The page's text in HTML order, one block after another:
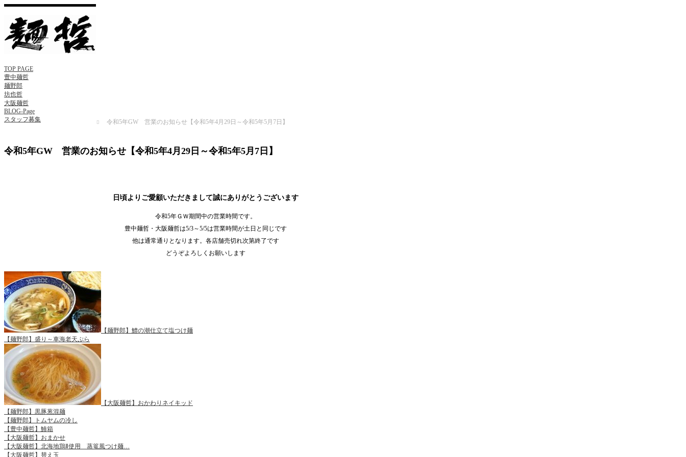
TOP PAGE
豊中麺哲
麺野郎
坊也哲
大阪麺哲
BLOG-Page
スタッフ募集
Home BLOG 令和5年GW 営業のお知らせ【令和5年4月29日～令和5年5月7日】
令和5年GW 営業のお知らせ【令和5年4月29日～令和5年5月7日】
日頃よりご愛顧いただきまして誠にありがとうございます
令和5年ＧＷ期間中の営業時間です。
豊中麺哲・大阪麺哲は5/3～5/5は営業時間が土日と同じです
他は通常通りとなります。各店舗売切れ次第終了です
どうぞよろしくお願いします
【麺野郎】鱧の潮仕立て塩つけ麺
【麺野郎】盛り～車海老天ぷら
【大阪麺哲】おかわりネイキッド
【麺野郎】黒豚葱混麺
【麺野郎】トムヤムの冷し
【豊中麺哲】鯵箱
【大阪麺哲】おまかせ
【大阪麺哲】北海地鶏Ⅱ使用 蒸篭風つけ麺…
【大阪麺哲】替え玉